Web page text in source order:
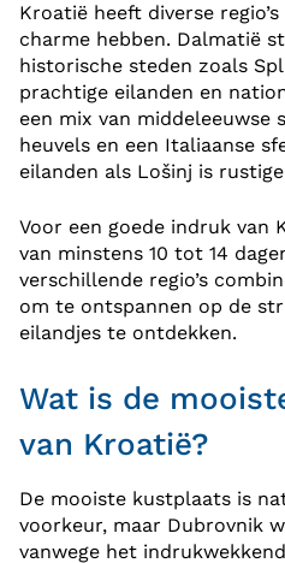
Kroatië heeft diverse
charme hebben. Dalmatië
historische steden zoals
prachtige eilanden en
een mix van middeleeuwse
heuvels en een Italiaanse
eilanden als Lošinj is
Voor een goede indruk van
van minstens 10 tot 14
verschillende regio’s
om te ontspannen op de
eilandjes te ontdekken.
Wat is de
van Kroatië?
De mooiste kustplaats is
voorkeur, maar Dubrovnik
vanwege het